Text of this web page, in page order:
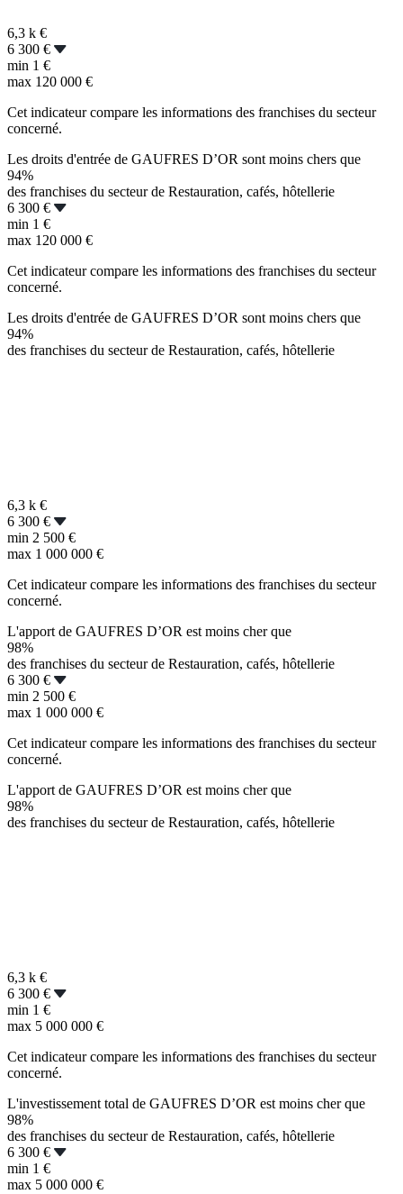
6,3 k €
6 300 €
min 1 €
max 120 000 €
Cet indicateur compare les informations des franchises du secteur
concerné.
Les droits d'entrée de GAUFRES D’OR sont moins chers que
94%
des franchises du secteur de Restauration, cafés, hôtellerie
6 300 €
min 1 €
max 120 000 €
Cet indicateur compare les informations des franchises du secteur
concerné.
Les droits d'entrée de GAUFRES D’OR sont moins chers que
94%
des franchises du secteur de Restauration, cafés, hôtellerie
6,3 k €
6 300 €
min 2 500 €
max 1 000 000 €
Cet indicateur compare les informations des franchises du secteur
concerné.
L'apport de GAUFRES D’OR est moins cher que
98%
des franchises du secteur de Restauration, cafés, hôtellerie
6 300 €
min 2 500 €
max 1 000 000 €
Cet indicateur compare les informations des franchises du secteur
concerné.
L'apport de GAUFRES D’OR est moins cher que
98%
des franchises du secteur de Restauration, cafés, hôtellerie
6,3 k €
6 300 €
min 1 €
max 5 000 000 €
Cet indicateur compare les informations des franchises du secteur
concerné.
L'investissement total de GAUFRES D’OR est moins cher que
98%
des franchises du secteur de Restauration, cafés, hôtellerie
6 300 €
min 1 €
max 5 000 000 €